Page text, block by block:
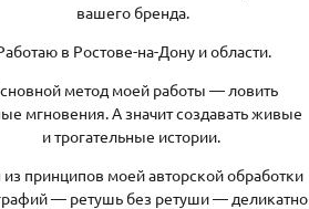
вашего бренда.
в Ростове-на-Дону и области.
метод моей работы — ловить
мгновения. А значит создавать живые
и трогательные истории.
принципов моей авторской обработки
— ретушь без ретуши — деликатно